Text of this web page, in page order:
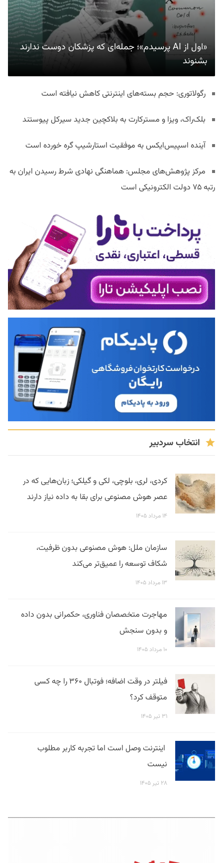
«اول از AI پرسیدم»؛ جمله‌ای که پزشکان دوست ندارند
بشنوند
رگولاتوری: حجم بسته‌های اینترنتی کاهش نیافته است
بلک‌راک، ویزا و مسترکارت به بلاکچین جدید سیرکل پیوستند
آینده اسپیس‌ایکس به موفقیت استارشیپ گره خورده است
مرکز پژوهش‌های مجلس: هماهنگی نهادی شرط رسیدن ایران به
رتبه ۷۵ دولت الکترونیکی است
انتخاب سردبیر
کردی، لری، بلوچی، لکی و گیلکی؛ زبان‌هایی که در
عصر هوش مصنوعی برای بقا به داده نیاز دارند
۱۴ مرداد ۱۴۰۵
سازمان ملل: هوش مصنوعی بدون ظرفیت،
شکاف توسعه را عمیق‌تر می‌کند
۱۳ مرداد ۱۴۰۵
مهاجرت متخصصان فناوری، حکمرانی بدون داده
و بدون سنجش
۱۰ مرداد ۱۴۰۵
فیلتر در وقت اضافه؛ فوتبال ۳۶۰ را چه کسی
متوقف کرد؟
۳۱ تیر ۱۴۰۵
اینترنت وصل است اما تجربه کاربر مطلوب
نیست
۲۸ تیر ۱۴۰۵